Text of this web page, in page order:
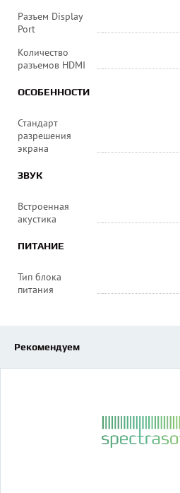
Разъем Display
Port
Количество
разъемов HDMI
ОСОБЕННОСТИ
Стандарт
разрешения
экрана
ЗВУК
Встроенная
акустика
ПИТАНИЕ
Тип блока
питания
Рекомендуем